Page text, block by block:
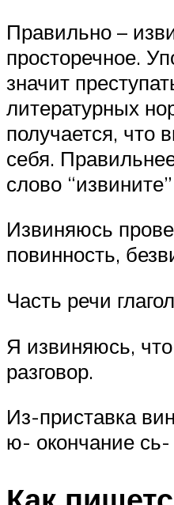
Правильно –
просторечное.
значит
литературных
получается, что
себя.
слово
Извиняюсь
повинность,
Часть речи
Я извиняюсь,
разговор.
Из-приставка
ю- окончание